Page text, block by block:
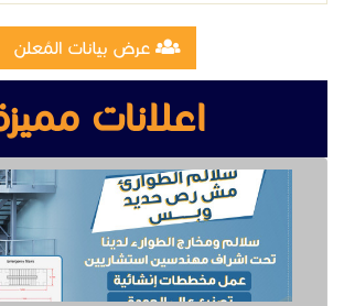
تصنيع وتركيب سلالم مخارج طوارئ
تصنيع مقطوره قلص الشرقية